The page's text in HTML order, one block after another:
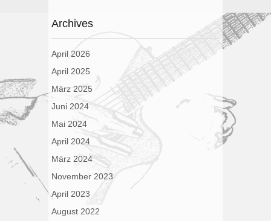
Archives
April 2026
April 2025
März 2025
Juni 2024
Mai 2024
April 2024
März 2024
November 2023
April 2023
August 2022